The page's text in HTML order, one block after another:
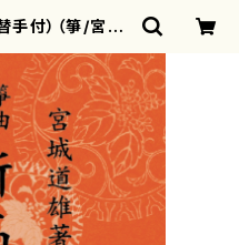
付）（箏/宮城